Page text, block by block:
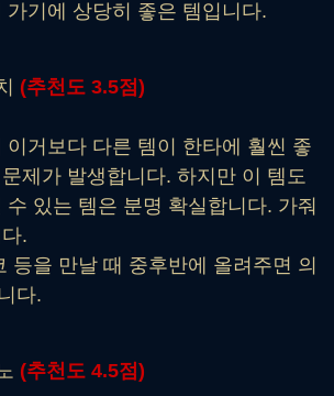
가기에 상당히 좋은 템입니다.
(추천도 3.5점)
이거보다 다른 템이 한타에 훨씬 좋
제가 발생합니다. 하지만 이 템도
수 있는 템은 분명 확실합니다. 가줘
.
등을 만날 때 중후반에 올려주면 의
다.
(추천도 4.5점)